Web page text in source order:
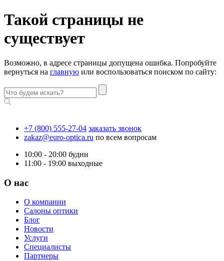
Такой страницы не
существует
Возможно, в адресе страницы допущена ошибка. Попробуйте
вернуться на главную или воспользоваться поиском по сайту:
+7 (800) 555-27-04 заказать звонок
zakaz@euro-optica.ru по всем вопросам
10:00 - 20:00 будни
11:00 - 19:00 выходные
О нас
О компании
Салоны оптики
Блог
Новости
Услуги
Специалисты
Партнеры